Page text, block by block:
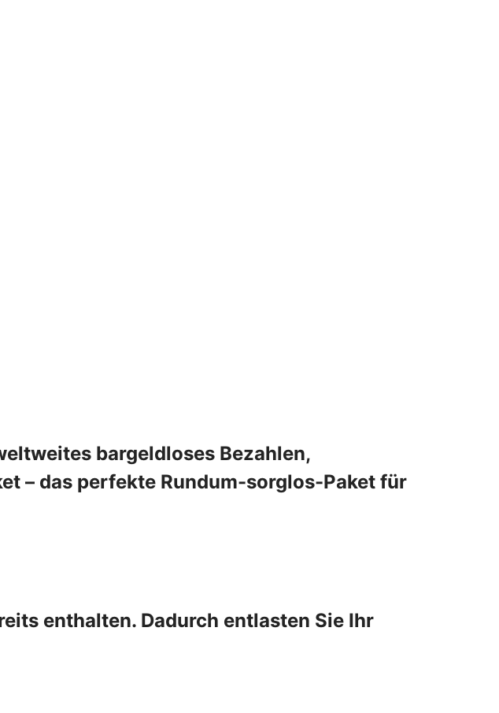
bargeldloses Bezahlen,
– das perfekte Rundum-sorglos-Paket für
enthalten. Dadurch entlasten Sie Ihr